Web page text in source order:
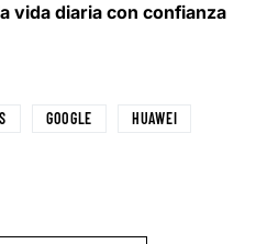
vida diaria con confianza
GOOGLE HUAWEI